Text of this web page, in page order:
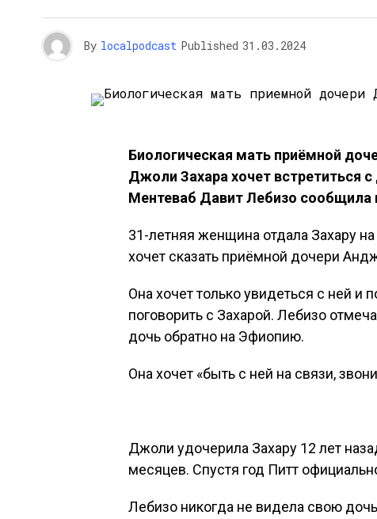
By localpodcast Published 31.03.2024
Биологическая мать приёмной
Джоли Захара хочет встретиться
Ментеваб Давит Лебизо сообщила
31-летняя женщина отдала Захару
хочет сказать приёмной дочери
Она хочет только увидеться с ней и
поговорить с Захарой. Лебизо
дочь обратно на Эфиопию.
Она хочет «быть с ней на связи,
Джоли удочерила Захару 12 лет
месяцев. Спустя год Питт
Лебизо никогда не видела свою